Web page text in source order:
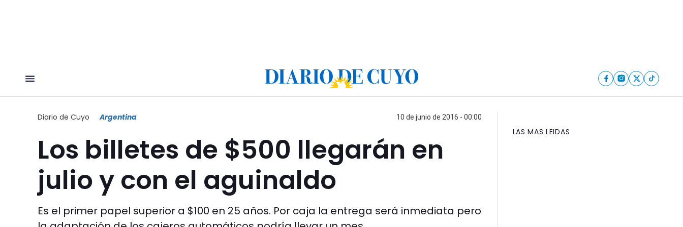
Diario de Cuyo Argentina 10 de junio de 2016 - 00:00
Los billetes de $500 llegarán en
julio y con el aguinaldo
Es el primer papel superior a $100 en 25 años. Por caja la entrega será inmediata pero
LAS MAS LEIDAS